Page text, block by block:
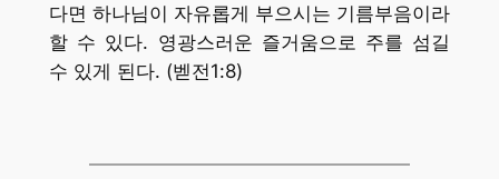
다면 하나님이 자유롭게 부으시는 기름부음이라
할 수 있다. 영광스러운 즐거움으로 주를 섬길
수 있게 된다. (벧전1:8)